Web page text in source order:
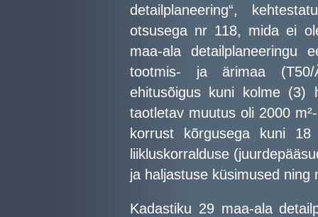
detailplaneering“,
otsusega nr 118, mida ei
maa-ala detailplaneeringu
tootmis- ja ärimaa (T50/
ehitusõigus kuni kolme (3)
taotletav muutus oli 2000
korrust kõrgusega kuni 18
liikluskorralduse
ja haljastuse küsimused
Kadastiku 29 maa-ala